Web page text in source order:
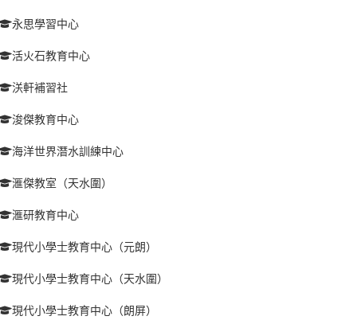
永思學習中心
活火石教育中心
浂軒補習社
浚傑教育中心
海洋世界潛水訓練中心
滙傑教室（天水圍）
滙研教育中心
現代小學士教育中心（元朗）
現代小學士教育中心（天水圍）
現代小學士教育中心（朗屏）